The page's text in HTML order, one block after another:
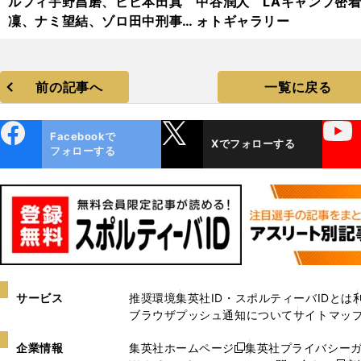
凜、ナミ望結、ゾロ田中刑事... ォトギャラリー
前の記事へ 一覧に戻る
ok
Facebookで
フォローする
Xでフォローする
YouTube
サービス 推奨環境集英社ID・スポルティーバIDとは
ブラウザプッシュ通知についてサイトマッ
企業情報 集英社ホームページ
新
集英社プライバシー